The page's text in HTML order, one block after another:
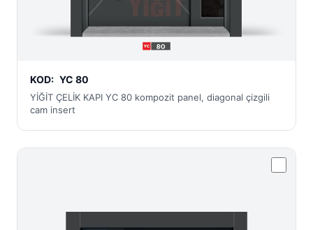
KOD: YC 80
YİĞİT ÇELİK KAPI YC 80 kompozit panel, diagonal çizgili
cam insert